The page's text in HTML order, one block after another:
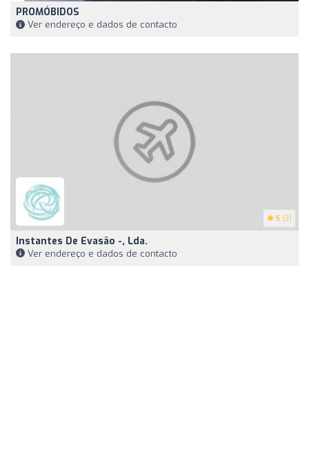
PROMÓBIDOS
Ver endereço e dados de contacto
5 (3)
Instantes De Evasão -, Lda.
Ver endereço e dados de contacto